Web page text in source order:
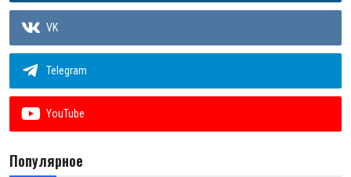
VK
Telegram
YouTube
Популярное